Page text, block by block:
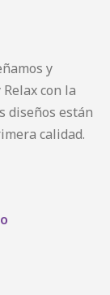
y
con la
diseños están
calidad.